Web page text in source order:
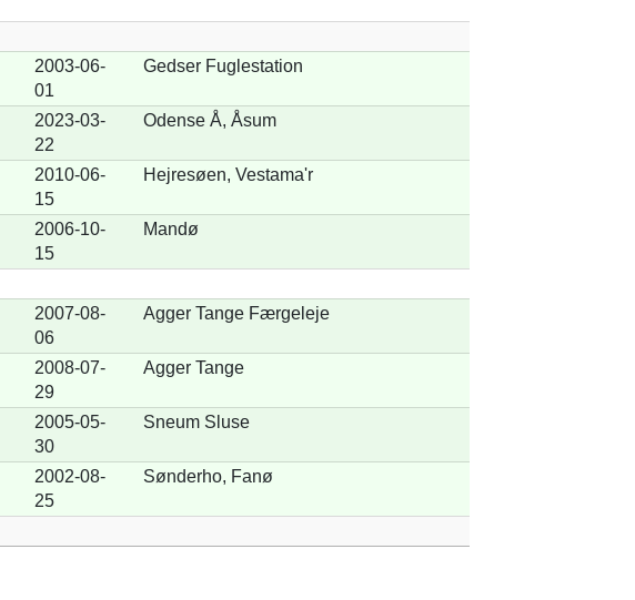
2003-06-
01
Gedser Fuglestation
2023-03-
22
Odense Å, Åsum
2010-06-
15
Hejresøen, Vestama'r
2006-10-
15
Mandø
2007-08-
06
Agger Tange Færgeleje
2008-07-
29
Agger Tange
2005-05-
30
Sneum Sluse
2002-08-
25
Sønderho, Fanø